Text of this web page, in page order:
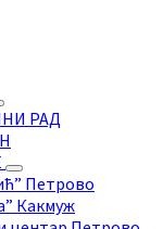
РАД
Петрово
Какмуж